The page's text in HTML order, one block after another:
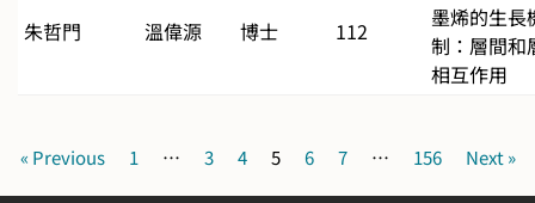
朱哲門 溫偉源 博士 112
墨烯的生長
制：層間和
相互作用
« Previous 1 … 3 4 5 6 7 … 156 Next »